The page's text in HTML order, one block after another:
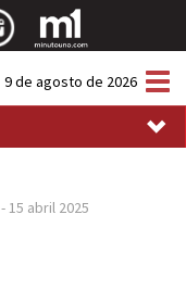
9 de agosto de 2026
- 15 abril 2025